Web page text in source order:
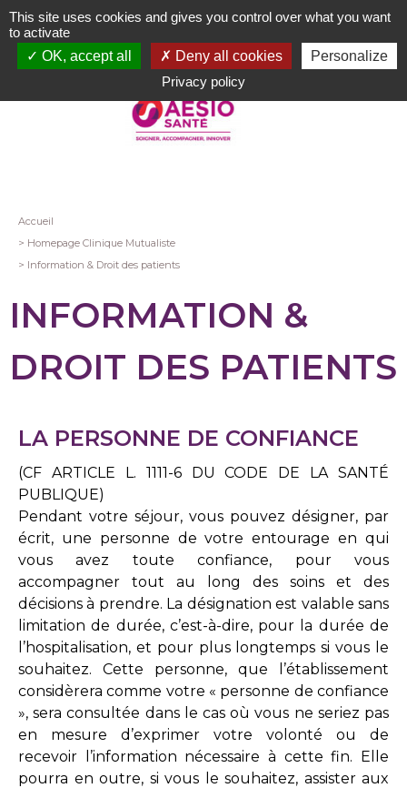
Aller
au
contenu
Fil
d'Ariane
Accueil
Homepage Clinique Mutualiste
Information & Droit des patients
INFORMATION &
DROIT DES PATIENTS
LA PERSONNE DE CONFIANCE
(CF ARTICLE L. 1111-6 DU CODE DE LA SANTÉ
PUBLIQUE)
Pendant votre séjour, vous pouvez désigner, par
écrit, une personne de votre entourage en qui
vous avez toute confiance, pour vous
accompagner tout au long des soins et des
décisions à prendre. La désignation est valable sans
limitation de durée, c’est-à-dire, pour la durée de
l’hospitalisation, et pour plus longtemps si vous le
souhaitez. Cette personne, que l’établissement
considèrera comme votre « personne de confiance
», sera consultée dans le cas où vous ne seriez pas
en mesure d’exprimer votre volonté ou de
recevoir l’information nécessaire à cette fin. Elle
pourra en outre, si vous le souhaitez, assister aux
This site uses cookies and gives you control over what you want
to activate
OK, accept all
Deny all cookies
Personalize
Privacy policy